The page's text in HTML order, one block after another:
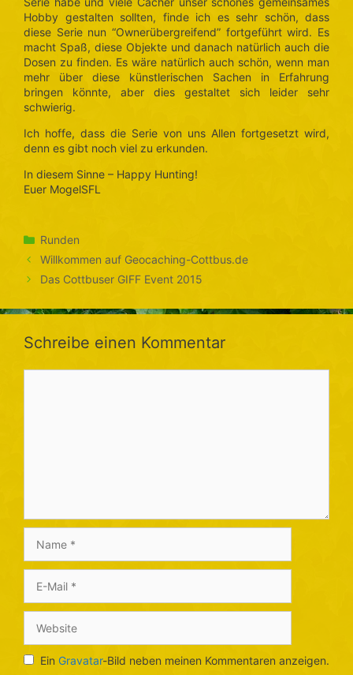
Hobby gestalten sollten, finde ich es sehr schön, dass
diese Serie nun “Ownerübergreifend” fortgeführt wird. Es
macht Spaß, diese Objekte und danach natürlich auch die
Dosen zu finden. Es wäre natürlich auch schön, wenn man
mehr über diese künstlerischen Sachen in Erfahrung
bringen könnte, aber dies gestaltet sich leider sehr
schwierig.
Ich hoffe, dass die Serie von uns Allen fortgesetzt wird,
denn es gibt noch viel zu erkunden.
In diesem Sinne – Happy Hunting!
Euer MogelSFL
Kategorien
Runden
Willkommen auf Geocaching-Cottbus.de
Das Cottbuser GIFF Event 2015
Schreibe einen Kommentar
Mail
Ein Gravatar-Bild neben meinen Kommentaren anzeigen.